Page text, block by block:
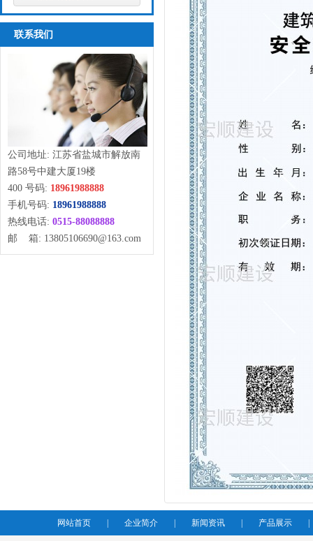
联系我们
公司地址: 江苏省盐城市解放南
路58号中建大厦19楼
400 号码: 18961988888
手机号码: 18961988888
热线电话: 0515-88088888
邮 箱: 13805106690@163.com
网站首页 企业简介 新闻资讯 产品展示